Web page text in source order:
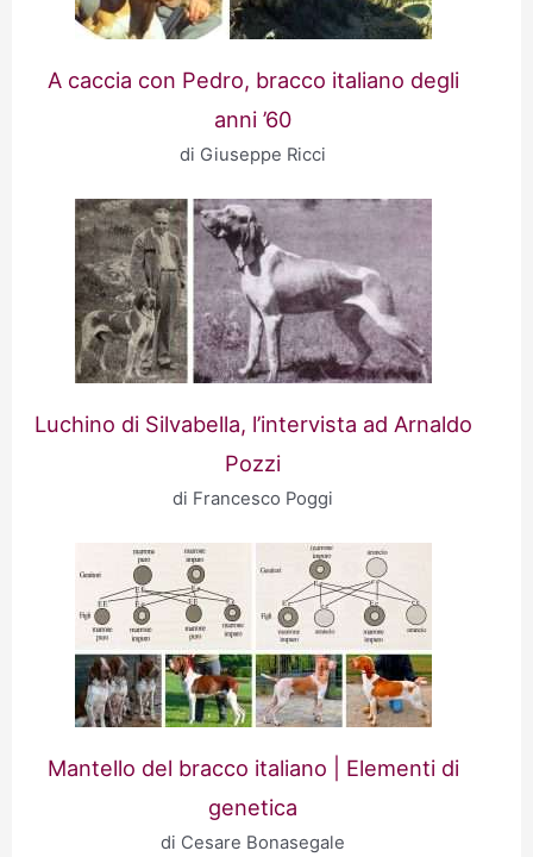
A caccia con Pedro, bracco italiano degli
anni ’60
di Giuseppe Ricci
Luchino di Silvabella, l’intervista ad Arnaldo
Pozzi
di Francesco Poggi
Mantello del bracco italiano | Elementi di
genetica
di Cesare Bonasegale